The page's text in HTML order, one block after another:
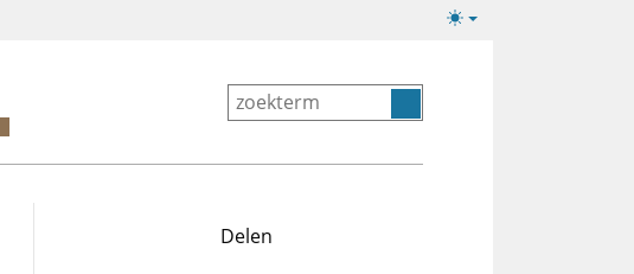
Lichte/donkere
Delen